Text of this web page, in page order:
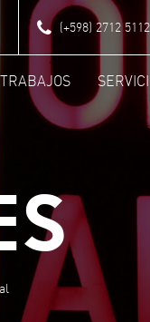
(+598) 2712 5112
TRABAJOS